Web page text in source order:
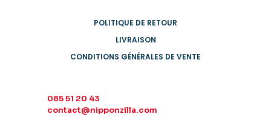
POLITIQUE DE RETOUR
LIVRAISON
CONDITIONS GÉNÉRALES DE VENTE
085 51 20 43
contact@nipponzilla.com